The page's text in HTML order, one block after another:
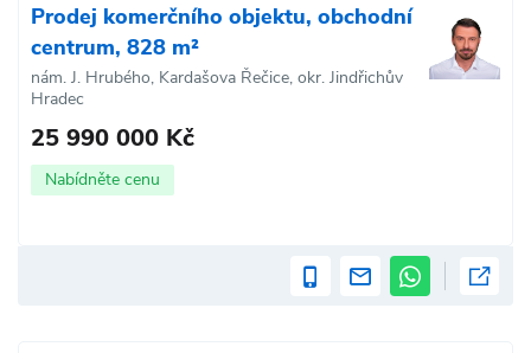
Prodej komerčního objektu, obchodní
centrum, 828 m²
nám. J. Hrubého, Kardašova Řečice, okr. Jindřichův
Hradec
25 990 000 Kč
Nabídněte cenu